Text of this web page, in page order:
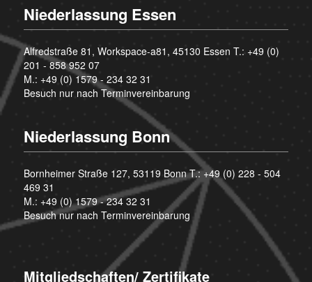
Niederlassung Essen
Alfredstraße 81, Workspace-a81, 45130 Essen T.: +49 (0)
201 - 858 952 07
M.: +49 (0) 1579 - 234 32 31
Besuch nur nach Terminvereinbarung
Niederlassung Bonn
Bornheimer Straße 127, 53119 Bonn T.:+49 (0) 228 - 504
469 31
M.: +49 (0) 1579 - 234 32 31
Besuch nur nach Terminvereinbarung
Mitgliedschaften/ Zertifikate